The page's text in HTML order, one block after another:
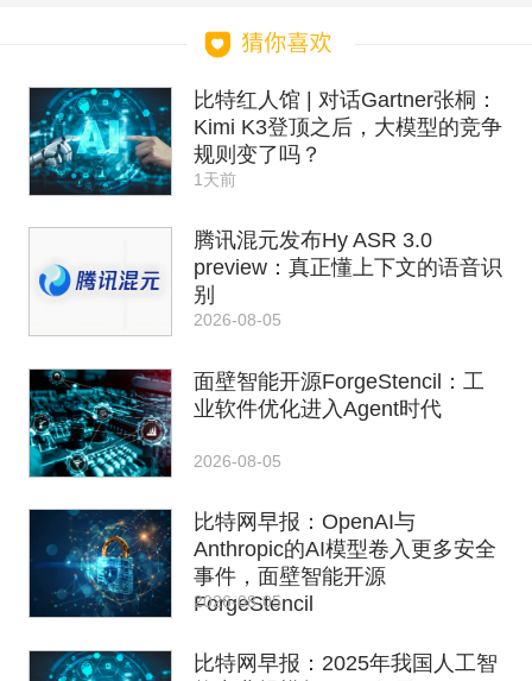
比特红人馆 | 对话Gartner张桐：
Kimi K3登顶之后，大模型的竞争
规则变了吗？
1天前
腾讯混元发布Hy ASR 3.0
preview：真正懂上下文的语音识
别
2026-08-05
面壁智能开源ForgeStencil：工
业软件优化进入Agent时代
2026-08-05
比特网早报：OpenAI与
Anthropic的AI模型卷入更多安全
事件，面壁智能开源
ForgeStencil
2026-08-05
比特网早报：2025年我国人工智